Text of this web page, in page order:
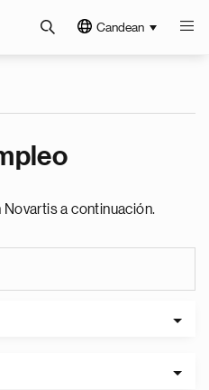
Candean
a continuación.